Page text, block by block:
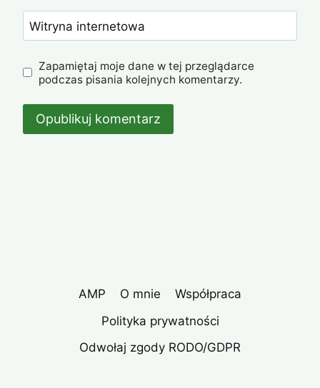
Witryna internetowa
Zapamiętaj moje dane w tej przeglądarce
podczas pisania kolejnych komentarzy.
AMP O mnie
Współpraca
Polityka prywatności
Odwołaj zgody RODO/GDPR